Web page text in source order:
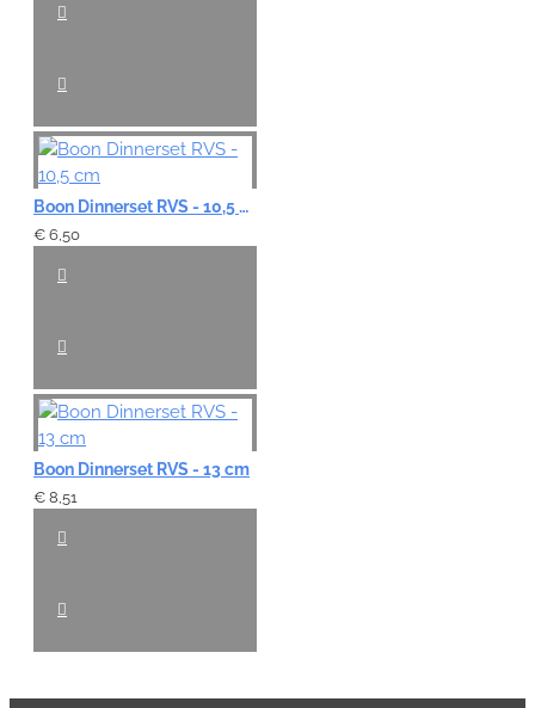
Boon Dinnerset RVS - 10,5 cm
€ 6,50
Boon Dinnerset RVS - 13 cm
€ 8,51